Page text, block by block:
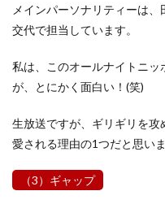
メインパーソナリティーは
交代で担当しています。
私は、このオールナイトニ
が、とにかく面白い！(笑)
生放送ですが、ギリギリを
愛される理由の1つだと思いま
（3）ギャップ